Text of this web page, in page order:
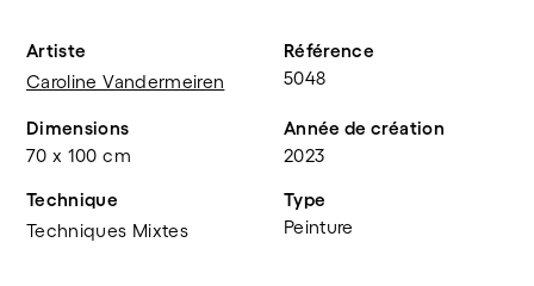
Artiste
Caroline Vandermeiren
Référence
5048
Dimensions
70 x 100 cm
Année de création
2023
Technique
Techniques Mixtes
Type
Peinture